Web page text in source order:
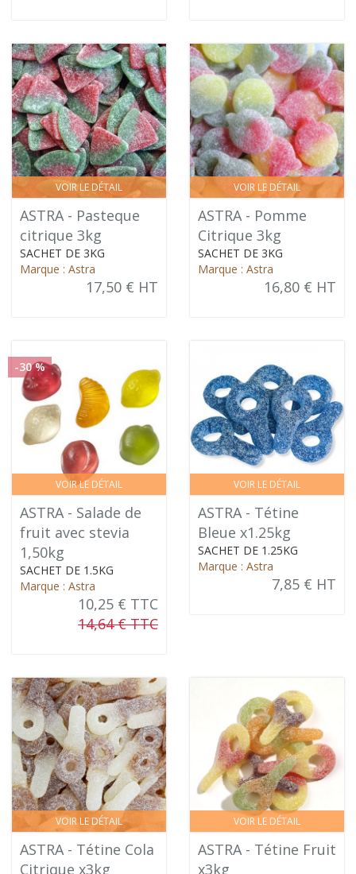
VOIR LE DÉTAIL
ASTRA - Pasteque
citrique 3kg
SACHET DE 3KG
Marque : Astra
17,50 € HT
VOIR LE DÉTAIL
ASTRA - Pomme
Citrique 3kg
SACHET DE 3KG
Marque : Astra
16,80 € HT
VOIR LE DÉTAIL
-30 %
ASTRA - Salade de
fruit avec stevia
1,50kg
SACHET DE 1.5KG
Marque : Astra
10,25 € TTC
14,64 € TTC
VOIR LE DÉTAIL
ASTRA - Tétine
Bleue x1.25kg
SACHET DE 1.25KG
Marque : Astra
7,85 € HT
VOIR LE DÉTAIL
ASTRA - Tétine Cola
Citrique x3kg
VOIR LE DÉTAIL
ASTRA - Tétine Fruit
x3kg